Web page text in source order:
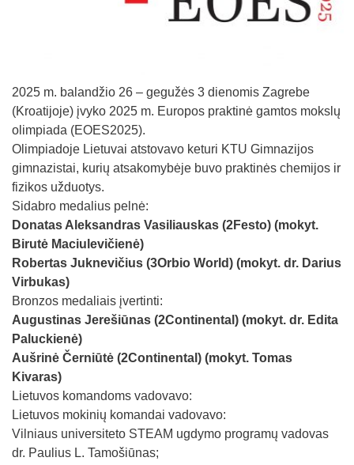
2025 m. balandžio 26 – gegužės 3 dienomis Zagrebe
(Kroatijoje) įvyko 2025 m. Europos praktinė gamtos mokslų
olimpiada (EOES2025).
Olimpiadoje Lietuvai atstovavo keturi KTU Gimnazijos
gimnazistai, kurių atsakomybėje buvo praktinės chemijos ir
fizikos užduotys.
Sidabro medalius pelnė:
Donatas Aleksandras Vasiliauskas (2Festo) (mokyt.
Birutė Maciulevičienė)
Robertas Juknevičius (3Orbio World) (mokyt. dr. Darius
Virbukas)
Bronzos medaliais įvertinti:
Augustinas Jerešiūnas (2Continental ) (mokyt. dr. Edita
Paluckienė)
Aušrinė Černiūtė (2Continental ) (mokyt. Tomas
Kivaras)
Lietuvos komandoms vadovavo:
Lietuvos mokinių komandai vadovavo:
Vilniaus universiteto STEAM ugdymo programų vadovas
dr. Paulius L. Tamošiūnas;